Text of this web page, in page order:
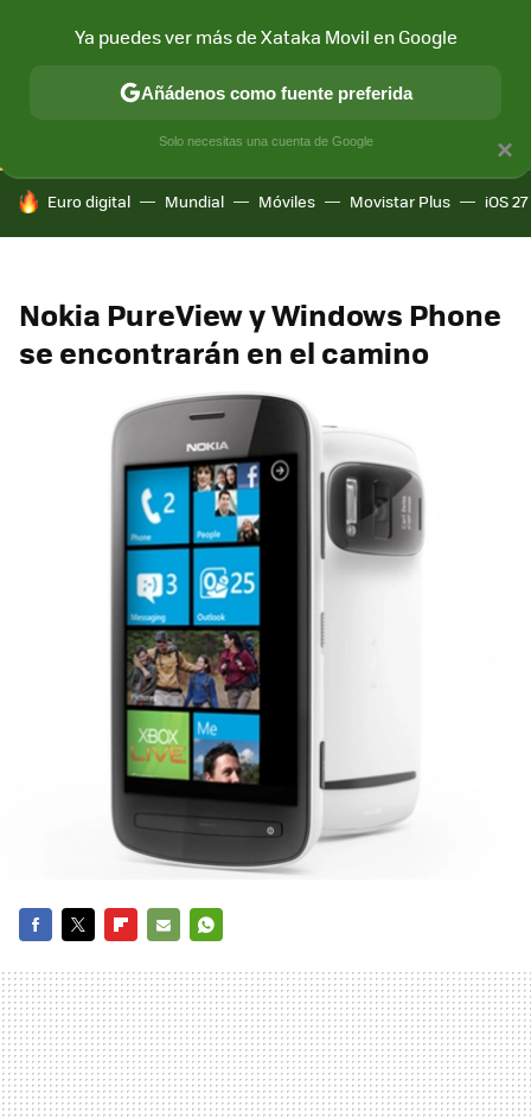
CONECTIVIDAD MÓVIL Y SOCIEDAD APLICACIONES
HOY SE HABLA DE
Euro digital Mundial Móviles Movistar Plus iOS 27
Nokia PureView y Windows Phone
se encontrarán en el camino
MAIL
×
Ya puedes ver más de Xataka Movil en Google
Añádenos como fuente preferida
Solo necesitas una cuenta de Google